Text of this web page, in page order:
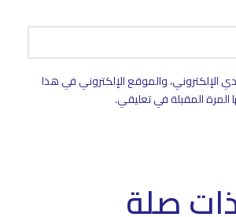
الإلكتروني، والموقع الإلكتروني في هذا
المرة المقبلة في تعليقي.
صلة